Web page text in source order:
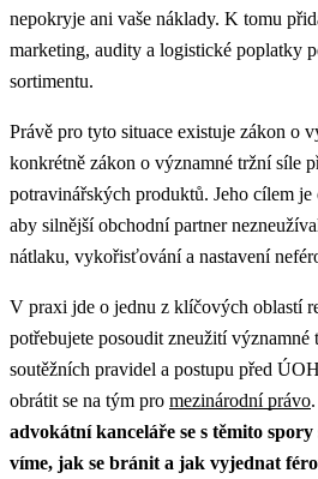
nepokryje ani vaše náklady. K tomu
marketing, audity a logistické poplatky
sortimentu.
Právě pro tyto situace existuje zákon o
konkrétně zákon o významné tržní síle
potravinářských produktů. Jeho cílem
aby silnější obchodní partner
nátlaku, vykořisťování a nastavení
V praxi jde o jednu z klíčových oblastí
potřebujete posoudit zneužití
soutěžních pravidel a postupu před
obrátit se na tým pro mezinárodní právo.
advokátní kanceláře se s těmito
víme, jak se bránit a jak vyjednat